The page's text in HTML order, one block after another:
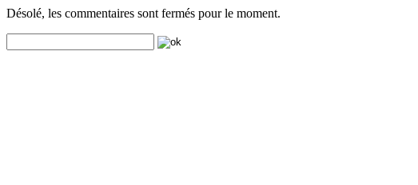
Désolé, les commentaires sont fermés pour le moment.